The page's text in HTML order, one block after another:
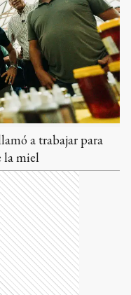
a trabajar para
la miel